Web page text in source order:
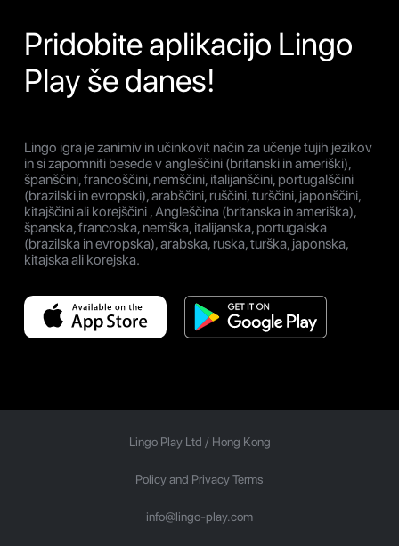
Pridobite aplikacijo Lingo
Play še danes!
Lingo igra je zanimiv in učinkovit način za učenje tujih jezikov
in si zapomniti besede v angleščini (britanski in ameriški),
španščini, francoščini, nemščini, italijanščini, portugalščini
(brazilski in evropski), arabščini, ruščini, turščini, japonščini,
kitajščini ali korejščini , Angleščina (britanska in ameriška),
španska, francoska, nemška, italijanska, portugalska
(brazilska in evropska), arabska, ruska, turška, japonska,
kitajska ali korejska.
Lingo Play Ltd / Hong Kong
Policy and Privacy Terms
info@lingo-play.com